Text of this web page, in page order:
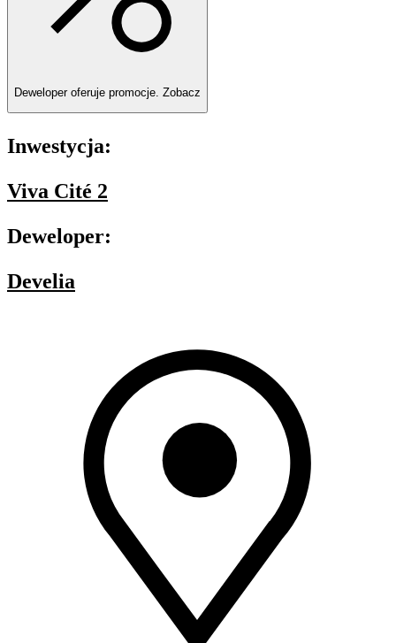
Deweloper oferuje promocje. Zobacz
Inwestycja:
Viva Cité 2
Deweloper:
Develia